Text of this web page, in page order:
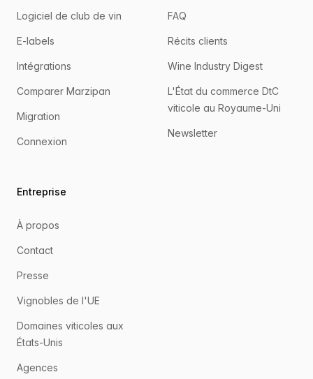
Logiciel de club de vin
E-labels
Intégrations
Comparer Marzipan
Migration
Connexion
FAQ
Récits clients
Wine Industry Digest
L'État du commerce DtC
viticole au Royaume-Uni
Newsletter
Entreprise
À propos
Contact
Presse
Vignobles de l'UE
Domaines viticoles aux
États-Unis
Agences